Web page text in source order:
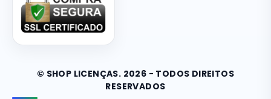
© SHOP LICENÇAS. 2026 - TODOS DIREITOS
RESERVADOS